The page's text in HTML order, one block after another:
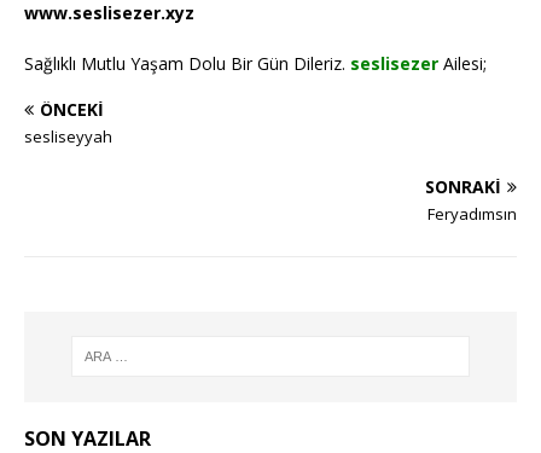
www.seslisezer.xyz
Sağlıklı Mutlu Yaşam Dolu Bir Gün Dileriz. seslisezer Ailesi;
ÖNCEKI
sesliseyyah
SONRAKI
Feryadımsın
SON YAZILAR